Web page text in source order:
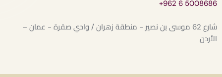
+962 6 5008686
شارع 62 موسى بن نصير - منطقة زهران / وادي صقرة - عمان –
الأردن